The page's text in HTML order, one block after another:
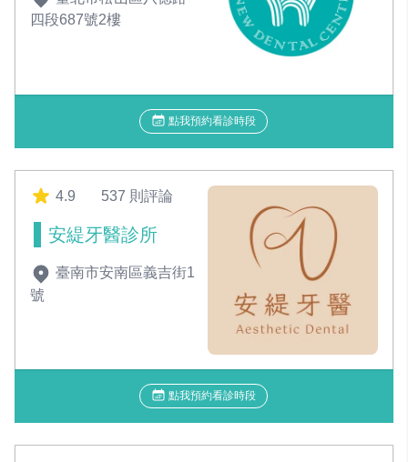
四段687號2樓
點我預約看診時段
4.9 537 則評論
安緹牙醫診所
臺南市安南區義吉街1
號
點我預約看診時段